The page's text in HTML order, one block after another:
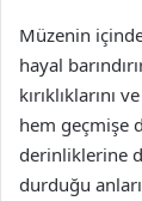
Müzenin
hayal
kırıklıklarını
hem geçmişe
derinliklerine
durduğu